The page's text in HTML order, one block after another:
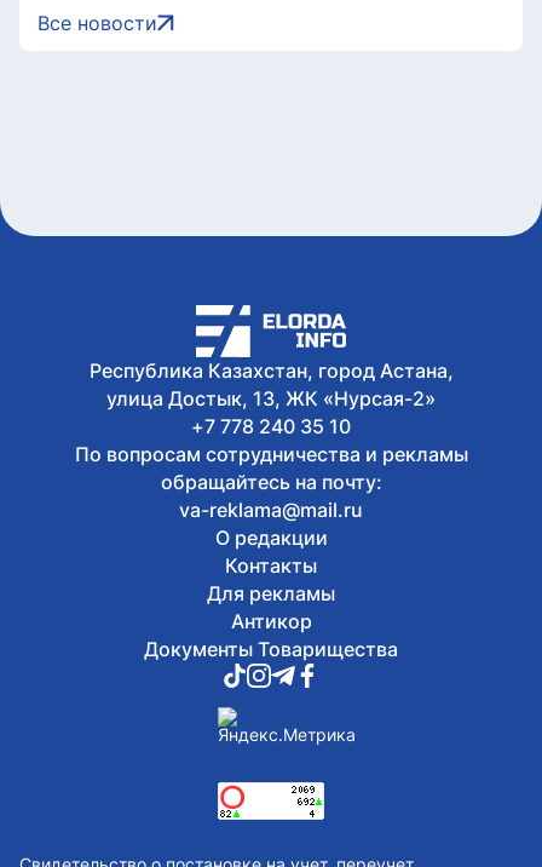
Сегодня, 17:34
Олжас Бектенов принял участие в
Сегодня, 17:10
Участок проспекта Кабанбай батыра
частично перекроют в Астане
Сегодня, 16:48
В Уральске проводили в последний
Все новости
Республика Казахстан, город Астана,
улица Достык, 13, ЖК «Нурсая-2»
+7 778 240 35 10
По вопросам сотрудничества и рекламы
обращайтесь на почту:
va-reklama@mail.ru
О редакции
Контакты
Для рекламы
Антикор
Документы Товарищества